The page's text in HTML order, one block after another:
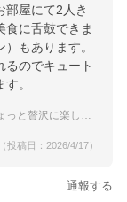
部屋にて2人き
食に舌鼓できま
もあります。
るのでキュート
。
贅沢に楽しめる宿
投稿日：2026/4/17）
通報する